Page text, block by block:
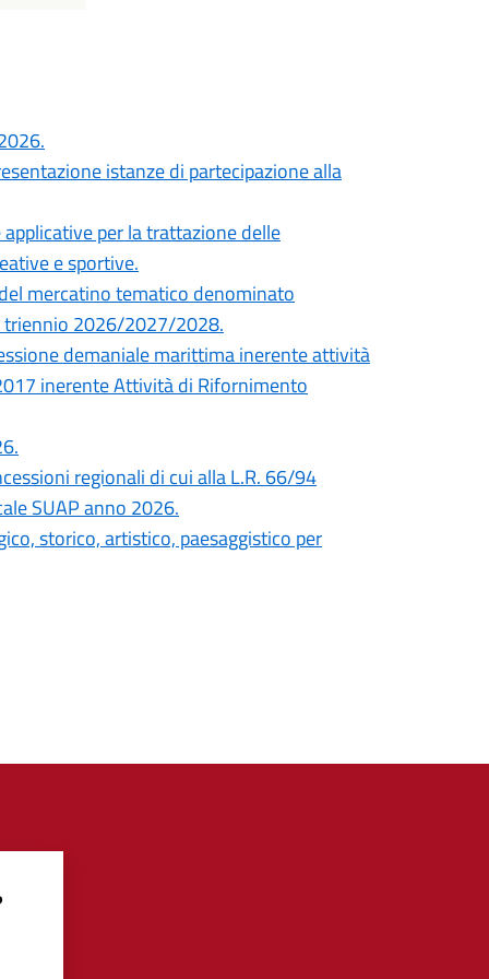
istanze di partecipazione alla
per la trattazione delle
e sportive.
mercatino tematico denominato
triennio 2026/2027/2028.
demaniale marittima inerente attività
inerente Attività di Rifornimento
regionali di cui alla L.R. 66/94
SUAP anno 2026.
storico, artistico, paesaggistico per